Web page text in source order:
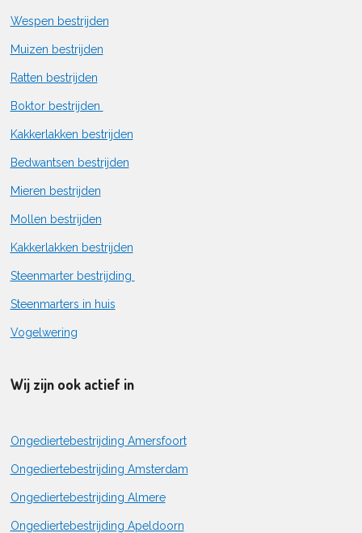
Wespen bestrijden
Muizen bestrijden
Ratten bestrijden
Boktor bestrijden
Kakkerlakken bestrijden
Bedwantsen bestrijden
Mieren bestrijden
Mollen bestrijden
Kakkerlakken bestrijden
Steenmarter bestrijding
Steenmarters in huis
Vogelwering
Wij zijn ook actief in
Ongediertebestrijding Amersfoort
Ongediertebestrijding Amsterdam
Ongediertebestrijding Almere
Ongediertebestrijding Apeldoorn